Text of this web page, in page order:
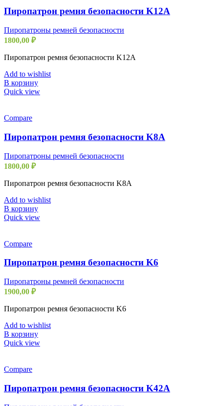
Пиропатрон ремня безопасности K12A
Пиропатроны ремней безопасности
1800,00 ₽
Пиропатрон ремня безопасности K12A
Add to wishlist
В корзину
Quick view
Compare
Пиропатрон ремня безопасности K8A
Пиропатроны ремней безопасности
1800,00 ₽
Пиропатрон ремня безопасности K8A
Add to wishlist
В корзину
Quick view
Compare
Пиропатрон ремня безопасности K6
Пиропатроны ремней безопасности
1900,00 ₽
Пиропатрон ремня безопасности K6
Add to wishlist
В корзину
Quick view
Compare
Пиропатрон ремня безопасности K42A